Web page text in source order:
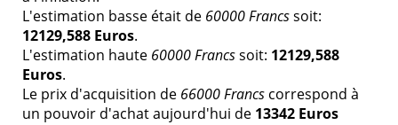
L'estimation basse était de 60000 Francssoit:
12129,588 Euros.
L'estimation haute 60000 Francssoit: 12129,588
Euros.
Le prix d'acquisition de 66000 Francs correspond à
un pouvoir d'achat aujourd'hui de 13342 Euros